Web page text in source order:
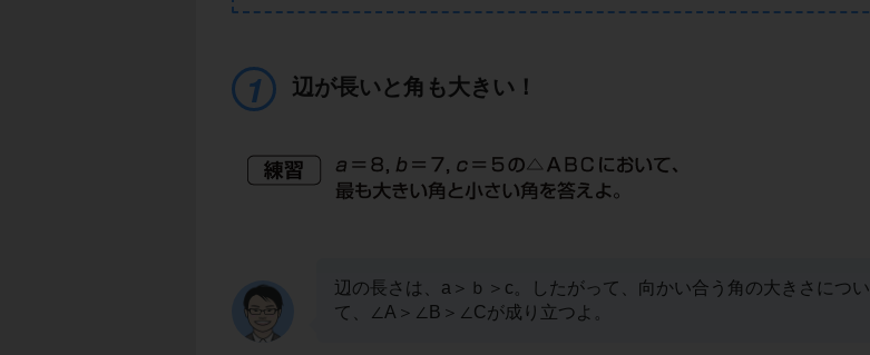
辺が長いと角も大きい！
辺の長さは、a＞ｂ＞c。したがって、向かい合う角の大きさについ
て、∠A＞∠B＞∠Cが成り立つよ。